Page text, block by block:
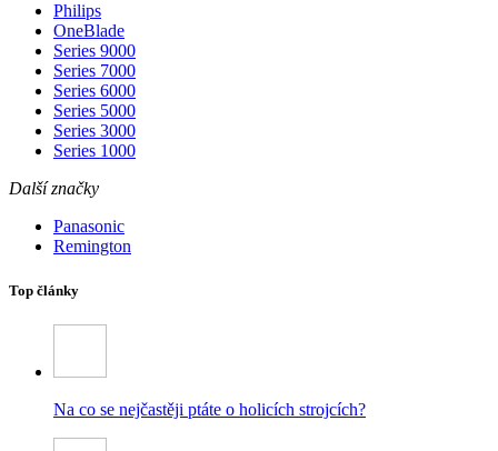
Philips
OneBlade
Series 9000
Series 7000
Series 6000
Series 5000
Series 3000
Series 1000
Další značky
Panasonic
Remington
Top články
Na co se nejčastěji ptáte o holicích strojcích?